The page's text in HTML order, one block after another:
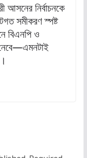
আসনের নির্বাচনকে
সমীকরণ স্পষ্ট
বিএনপি ও